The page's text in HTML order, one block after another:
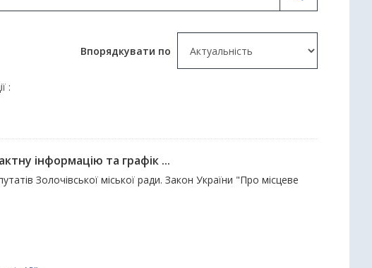
Впорядкувати по
:
інформацію та графік ...
Золочівської міської ради. Закон України "Про місцеве